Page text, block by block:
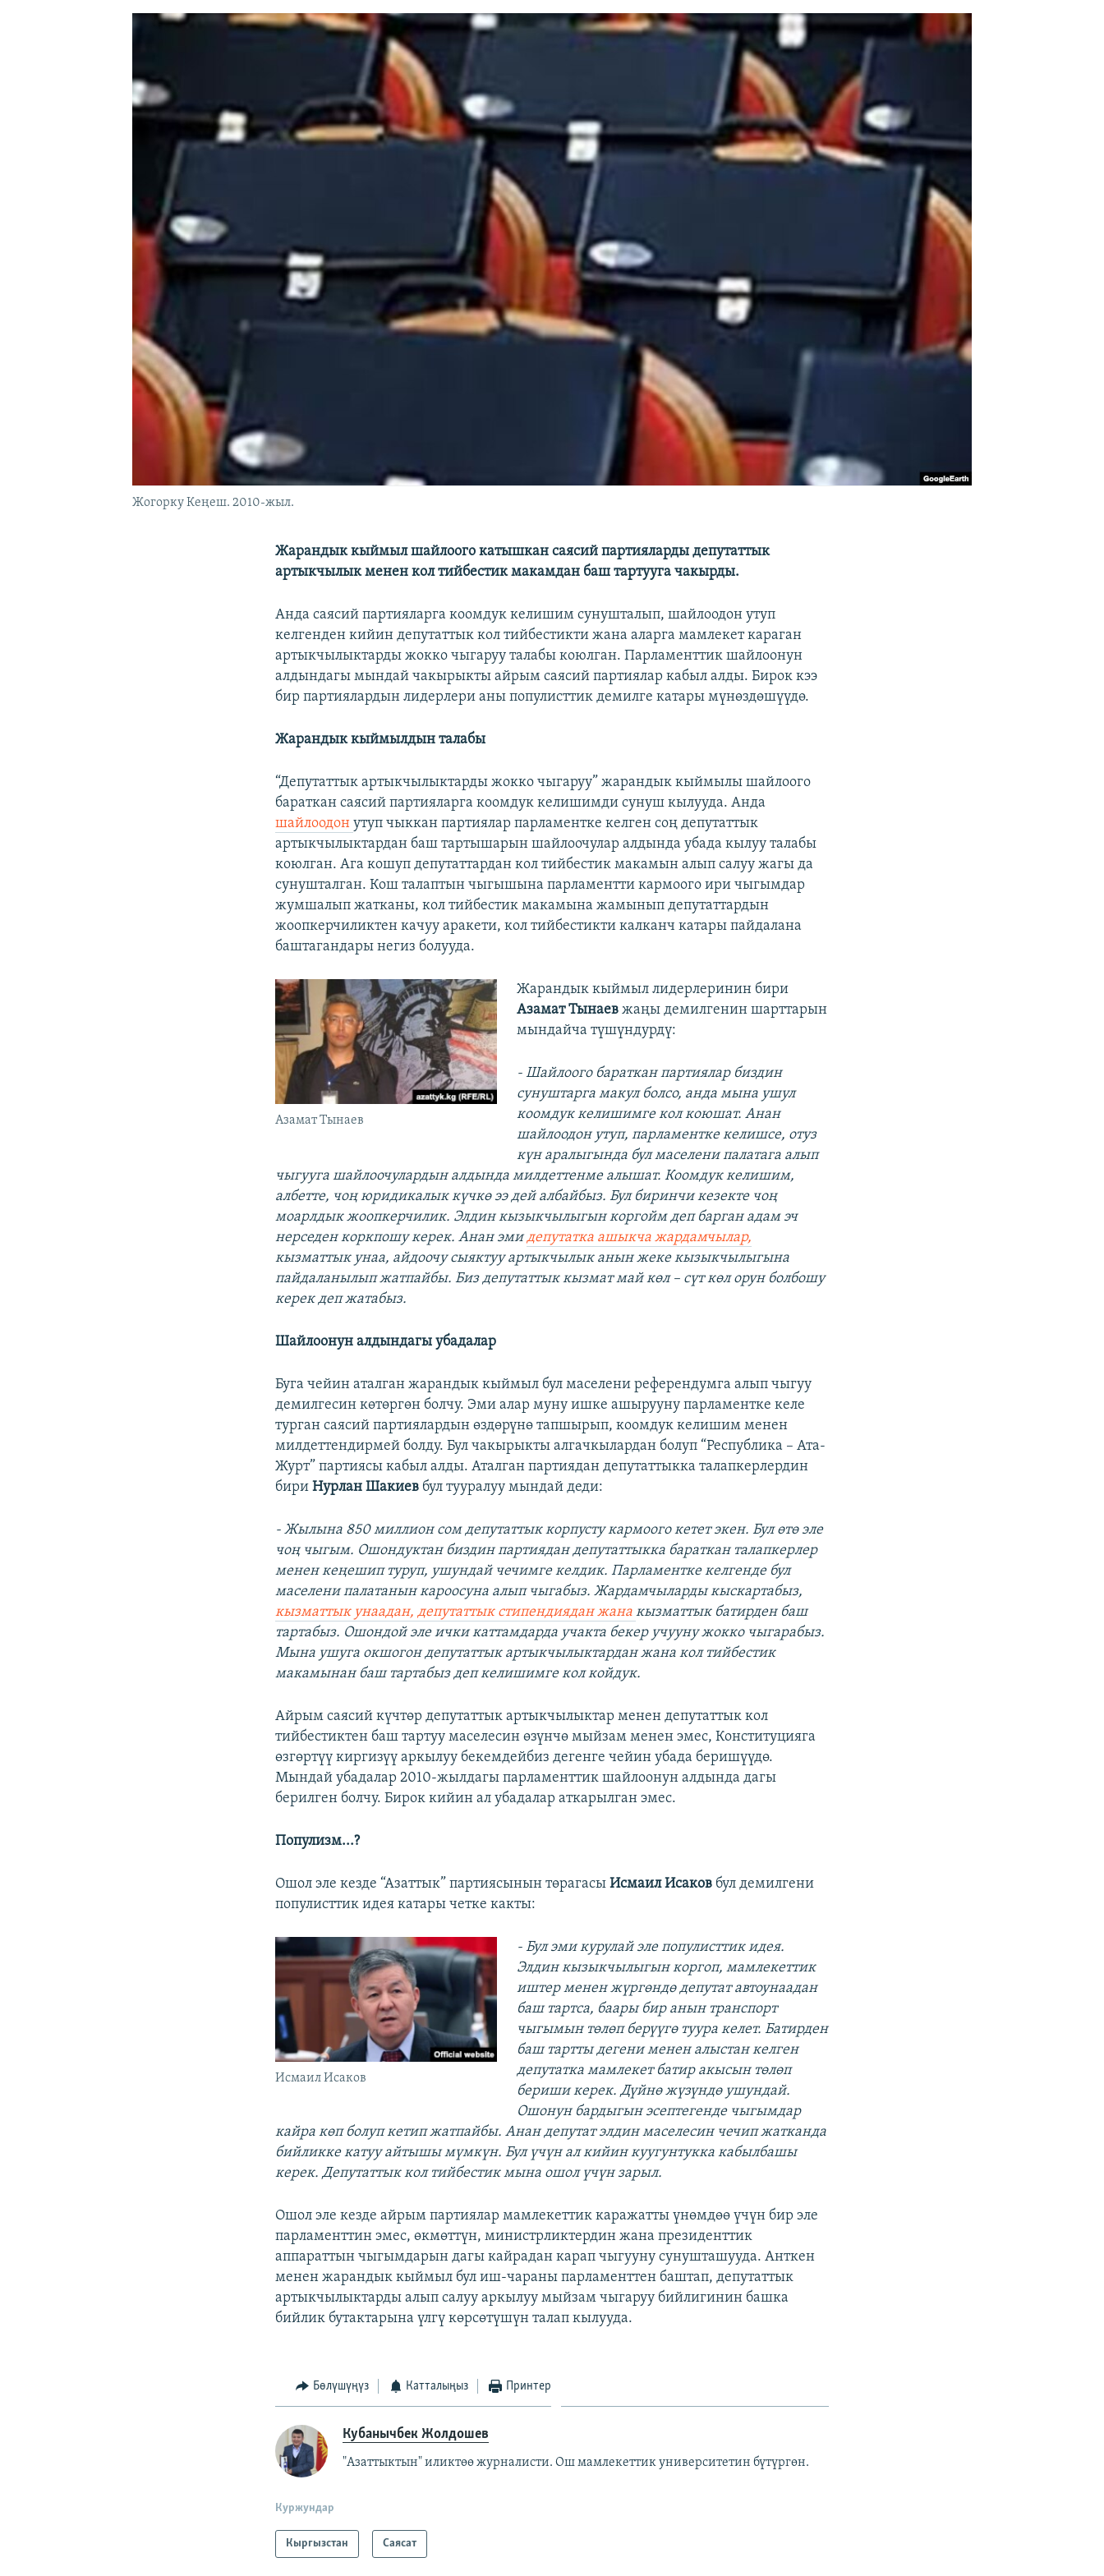
Жогорку Кеңеш. 2010-жыл.
Жарандык кыймыл шайлоого катышкан саясий партияларды депутаттык
артыкчылык менен кол тийбестик макамдан баш тартууга чакырды.
Анда саясий партияларга коомдук келишим сунушталып, шайлоодон утуп
келгенден кийин депутаттык кол тийбестикти жана аларга мамлекет караган
артыкчылыктарды жокко чыгаруу талабы коюлган. Парламенттик шайлоонун
алдындагы мындай чакырыкты айрым саясий партиялар кабыл алды. Бирок кээ
бир партиялардын лидерлери аны популисттик демилге катары мүнөздөшүүдө.
Жарандык кыймылдын талабы
“Депутаттык артыкчылыктарды жокко чыгаруу” жарандык кыймылы шайлоого
бараткан саясий партияларга коомдук келишимди сунуш кылууда. Анда
шайлоодонутуп чыккан партиялар парламентке келген соң депутаттык
артыкчылыктардан баш тартышарын шайлоочулар алдында убада кылуу талабы
коюлган. Ага кошуп депутаттардан кол тийбестик макамын алып салуу жагы да
сунушталган. Кош талаптын чыгышына парламентти кармоого ири чыгымдар
жумшалып жатканы, кол тийбестик макамына жамынып депутаттардын
жоопкерчиликтен качуу аракети, кол тийбестикти калканч катары пайдалана
баштагандары негиз болууда.
Азамат Тынаев
Жарандык кыймыл лидерлеринин бири
Азамат Тынаевжаңы демилгенин шарттарын
мындайча түшүндурдү:
- Шайлоого бараткан партиялар биздин
сунуштарга макул болсо, анда мына ушул
коомдук келишимге кол коюшат. Анан
шайлоодон утуп, парламентке келишсе, отуз
күн аралыгында бул маселени палатага алып
чыгууга шайлоочулардын алдында милдеттенме алышат. Коомдук келишим,
албетте, чоң юридикалык күчкө ээ дей албайбыз. Бул биринчи кезекте чоң
моарлдык жоопкерчилик. Элдин кызыкчылыгын коргойм деп барган адам эч
нерседен коркпошу керек. Анан эмидепутатка ашыкча жардамчылар,
кызматтык унаа, айдоочу сыяктуу артыкчылык анын жеке кызыкчылыгына
пайдаланылып жатпайбы. Биз депутаттык кызмат май көл – сүт көл орун болбошу
керек деп жатабыз.
Шайлоонун алдындагы убадалар
Буга чейин аталган жарандык кыймыл бул маселени референдумга алып чыгуу
демилгесин көтөргөн болчу. Эми алар муну ишке ашырууну парламентке келе
турган саясий партиялардын өздөрүнө тапшырып, коомдук келишим менен
милдеттендирмей болду. Бул чакырыкты алгачкылардан болуп “Республика – Ата-
Журт” партиясы кабыл алды. Аталган партиядан депутаттыкка талапкерлердин
бириНурлан Шакиев бул тууралуу мындай деди:
- Жылына 850 миллион сом депутаттык корпусту кармоого кетет экен. Бул өтө эле
чоң чыгым. Ошондуктан биздин партиядан депутаттыкка бараткан талапкерлер
менен кеңешип туруп, ушундай чечимге келдик. Парламентке келгенде бул
маселени палатанын кароосуна алып чыгабыз. Жардамчыларды кыскартабыз,
кызматтык унаадан, депутаттык стипендиядан жанакызматтык батирден баш
тартабыз. Ошондой эле ички каттамдарда учакта бекер учууну жокко чыгарабыз.
Мына ушуга окшогон депутаттык артыкчылыктардан жана кол тийбестик
макамынан баш тартабыз деп келишимге кол койдук.
Айрым саясий күчтөр депутаттык артыкчылыктар менен депутаттык кол
тийбестиктен баш тартуу маселесин өзүнчө мыйзам менен эмес, Конституцияга
өзгөртүү киргизүү аркылуу бекемдейбиз дегенге чейин убада беришүүдө.
Мындай убадалар 2010-жылдагы парламенттик шайлоонун алдында дагы
берилген болчу. Бирок кийин ал убадалар аткарылган эмес.
Популизм...?
Ошол эле кезде “Азаттык” партиясынын төрагасыИсмаил Исаков бул демилгени
популисттик идея катары четке какты:
Исмаил Исаков
- Бул эми курулай эле популисттик идея.
Элдин кызыкчылыгын коргоп, мамлекеттик
иштер менен жүргөндө депутат автоунаадан
баш тартса, баары бир анын транспорт
чыгымын төлөп берүүгө туура келет. Батирден
баш тартты дегени менен алыстан келген
депутатка мамлекет батир акысын төлөп
бериши керек. Дүйнө жүзүндө ушундай.
Ошонун бардыгын эсептегенде чыгымдар
кайра көп болуп кетип жатпайбы. Анан депутат элдин маселесин чечип жатканда
бийликке катуу айтышы мүмкүн. Бул үчүн ал кийин куугунтукка кабылбашы
керек. Депутаттык кол тийбестик мына ошол үчүн зарыл.
Ошол эле кезде айрым партиялар мамлекеттик каражатты үнөмдөө үчүн бир эле
парламенттин эмес, өкмөттүн, министрликтердин жана президенттик
аппараттын чыгымдарын дагы кайрадан карап чыгууну сунушташууда. Анткен
менен жарандык кыймыл бул иш-чараны парламенттен баштап, депутаттык
артыкчылыктарды алып салуу аркылуу мыйзам чыгаруу бийлигинин башка
бийлик бутактарына үлгү көрсөтүшүн талап кылууда.
Бөлүшүңүз Катталыңыз Принтер
Кубанычбек Жолдошев
"Азаттыктын" иликтөө журналисти. Ош мамлекеттик университетин бүтүргөн.
Куржундар
Кыргызстан Саясат